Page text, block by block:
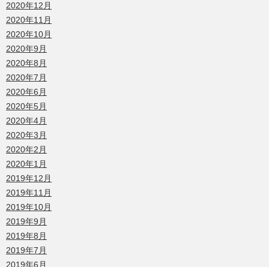
2020年12月
2020年11月
2020年10月
2020年9月
2020年8月
2020年7月
2020年6月
2020年5月
2020年4月
2020年3月
2020年2月
2020年1月
2019年12月
2019年11月
2019年10月
2019年9月
2019年8月
2019年7月
2019年6月